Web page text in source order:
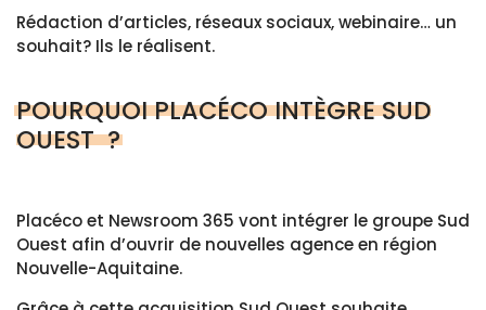
Rédaction d’articles, réseaux sociaux, webinaire… un
souhait? Ils le réalisent.
POURQUOI PLACÉCO INTÈGRE SUD
OUEST ?
Placéco et Newsroom 365 vont intégrer le groupe Sud
Ouest afin d’ouvrir de nouvelles agence en région
Nouvelle-Aquitaine.